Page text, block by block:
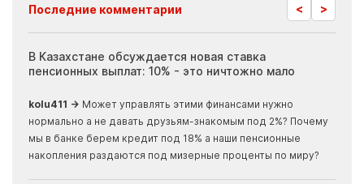
Последние комментарии < >
В Казахстане обсуждается новая ставка
пенсионных выплат: 10% - это ничтожно мало
kolu411 → Может управлять этими финансами нужно
нормально а не давать друзьям-знакомым под 2%? Почему
мы в банке берем кредит под 18% а наши пенсионные
накопления раздаются под мизерные проценты по миру?